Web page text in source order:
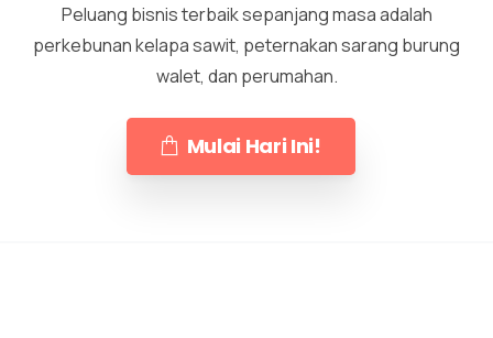
Peluang bisnis terbaik sepanjang masa adalah
perkebunan kelapa sawit, peternakan sarang burung
walet, dan perumahan.
Mulai Hari Ini!